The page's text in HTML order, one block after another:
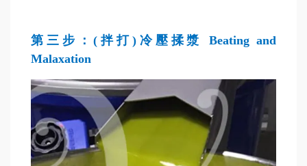
第三步：(拌打)冷壓揉漿 Beating and
Malaxation